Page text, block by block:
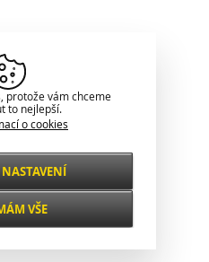
protože vám chceme
to nejlepší.
o cookies
VŠE